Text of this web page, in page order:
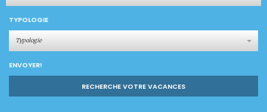
TYPOLOGIE
Typologie
ENVOYER!
RECHERCHE VOTRE VACANCES